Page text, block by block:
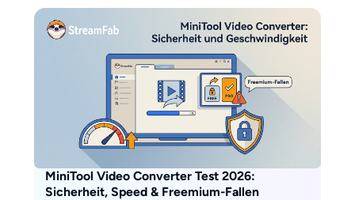
und Wasserzeichen, Kosten und den MP4-Ablauf
nüchtern ein und zeigt, wann eine Desktop-
Alternative wie StreamFab für längere Downloads
und mehr Tonspuren die bessere Wahl ist.
MiniTool Video Converter Test 2026:
Sicherheit, Speed & Freemium-Fallen